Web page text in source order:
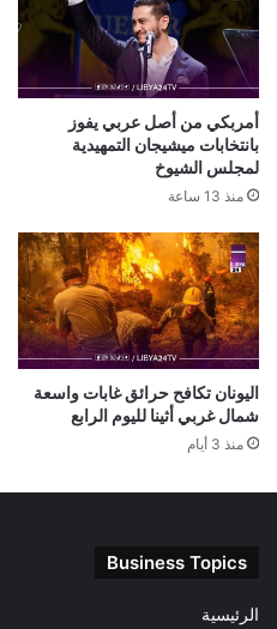
أمربكي من أصل عربي يفوز
بانتخابات ميشيجان التمهيدية
لمجلس الشيوخ
منذ 13 ساعة
اليونان تكافح حرائق غابات واسعة
شمال غربي أثينا لليوم الرابع
منذ 3 أيام
Business Topics
الرئيسية